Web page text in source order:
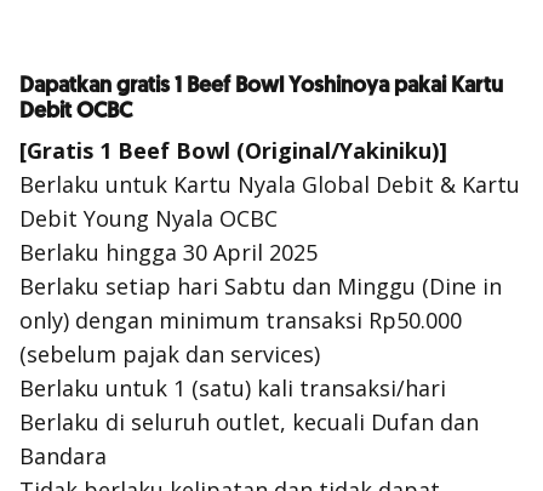
Dapatkan gratis 1 Beef Bowl Yoshinoya pakai Kartu
Debit OCBC
[Gratis 1 Beef Bowl (Original/Yakiniku)]
Berlaku untuk Kartu Nyala Global Debit & Kartu
Debit Young Nyala OCBC
Berlaku hingga 30 April 2025
Berlaku setiap hari Sabtu dan Minggu (Dine in
only) dengan minimum transaksi Rp50.000
(sebelum pajak dan services)
Berlaku untuk 1 (satu) kali transaksi/hari
Berlaku di seluruh outlet, kecuali Dufan dan
Bandara